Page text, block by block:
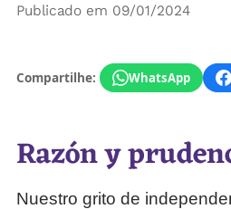
Publicado em 09/01/2024
Compartilhe: WhatsApp
Razón y
Nuestro grito de